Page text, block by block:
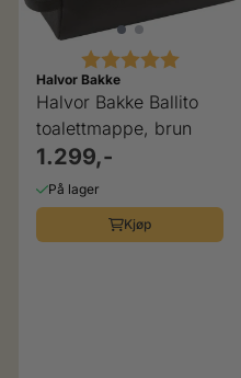
Karakter: 5.0 av
Halvor Bakke
Halvor Bakke Ballito
toalettmappe, brun
1.299,-
På lager
Kjøp